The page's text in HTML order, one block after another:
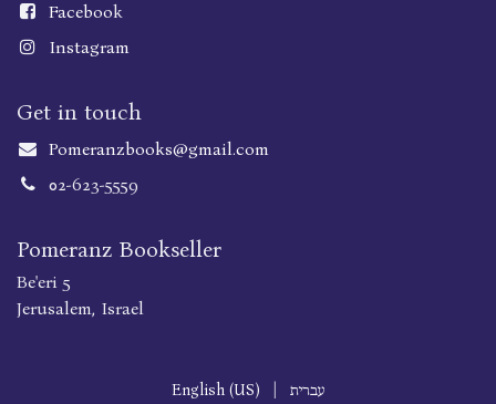
Facebook
Instagram
Get in touch
Pomeranzbooks@gmail.com
02-623-5559
Pomeranz Bookseller
Be'eri 5
Jerusalem, Israel
English (US) עברית